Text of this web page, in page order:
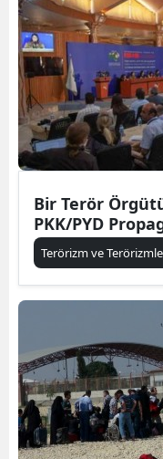
Bir Terör
PKK/PYD
Terörizm ve